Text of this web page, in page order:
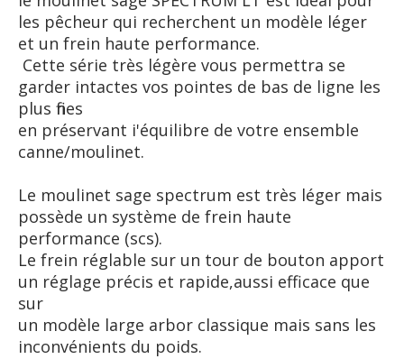
les pêcheur qui recherchent un modèle léger
et un frein haute performance.
Cette série très légère vous permettra se
garder intactes vos pointes de bas de ligne les
plus fines
en préservant i'équilibre de votre ensemble
canne/moulinet.
Le moulinet sage spectrum est très léger mais
possède un système de frein haute
performance (scs).
Le frein réglable sur un tour de bouton apport
un réglage précis et rapide,aussi efficace que
sur
un modèle large arbor classique mais sans les
inconvénients du poids.